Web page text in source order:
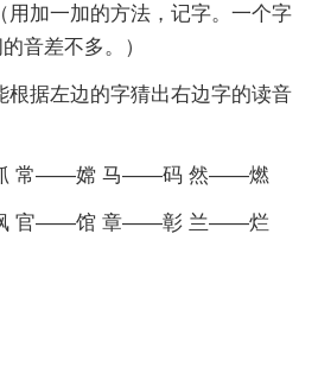
用加一加的方法，记字。一个字
音差不多。）
根据左边的字猜出右边字的读音
常——嫦 马——码 然——燃
官——馆 章——彰 兰——烂